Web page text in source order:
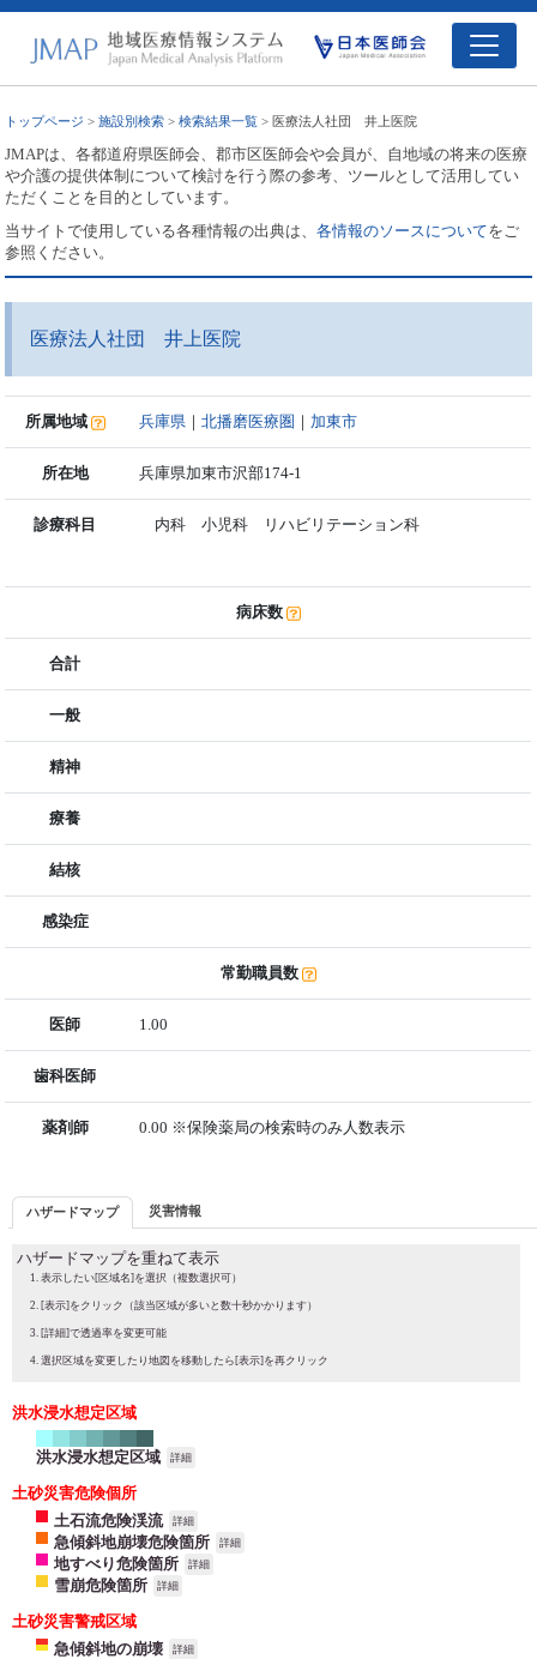
トップページ >施設別検索 >検索結果一覧 > 医療法人社団 井上医院
JMAPは、各都道府県医師会、郡市区医師会や会員が、自地域の将来の医療
や介護の提供体制について検討を行う際の参考、ツールとして活用してい
ただくことを目的としています。
当サイトで使用している各種情報の出典は、各情報のソースについてをご
参照ください。
医療法人社団 井上医院
所属地域 兵庫県 ｜北播磨医療圏 ｜ 加東市
所在地 兵庫県加東市沢部174-1
診療科目 内科 小児科 リハビリテーション科
病床数
合計
一般
精神
療養
結核
感染症
常勤職員数
医師 1.00
歯科医師
薬剤師 0.00 ※保険薬局の検索時のみ人数表示
ハザードマップ 災害情報
ハザードマップを重ねて表示
表示したい[区域名]を選択（複数選択可）
[表示]をクリック（該当区域が多いと数十秒かかります）
[詳細]で透過率を変更可能
選択区域を変更したり地図を移動したら[表示]を再クリック
洪水浸水想定区域
洪水浸水想定区域 詳細
土砂災害危険個所
土石流危険渓流
詳細
急傾斜地崩壊危険箇所 詳細
地すべり危険箇所 詳細
雪崩危険箇所 詳細
土砂災害警戒区域
急傾斜地の崩壊
詳細